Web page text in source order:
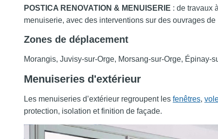
POSTICA RENOVATION & MENUISERIE : de travaux
menuiserie, avec des interventions sur des ouvrages
Zones de déplacement
Morangis, Juvisy-sur-Orge, Morsang-sur-Orge, Épinay-
Menuiseries d'extérieur
Les menuiseries d’extérieur regroupent les fenêtres,
protection, isolation et finition de façade.